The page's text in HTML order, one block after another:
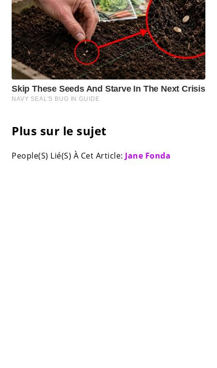
Plus sur le sujet
People(S) Lié(S) À Cet Article: Jane Fonda